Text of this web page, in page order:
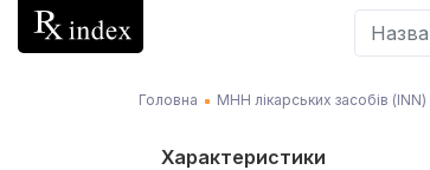
Головна МНН лікарських засобів (INN)
Характеристики